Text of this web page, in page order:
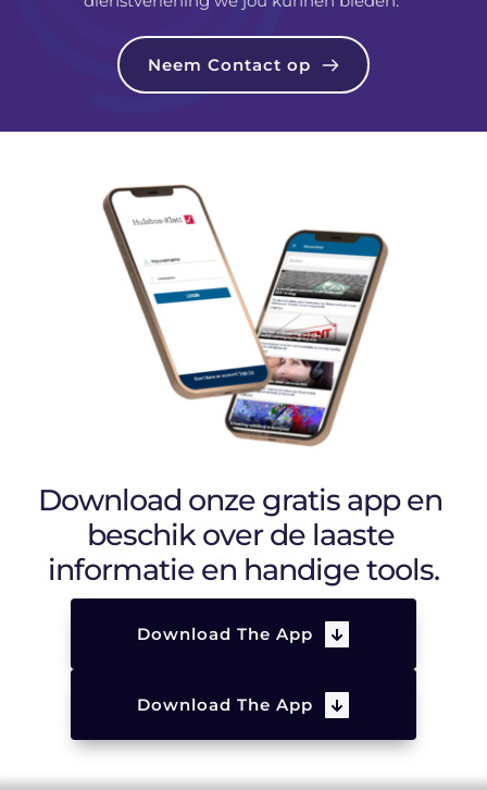
Neem Contact op
Download onze gratis app en
beschik over de laaste
informatie en handige tools.
Download The App
Download The App